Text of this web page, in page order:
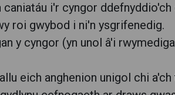
i'r cyngor
roi gwybod i ni'n ysgrifenedig.
y cyngor (yn unol â'i
eich anghenion unigol chi a'ch